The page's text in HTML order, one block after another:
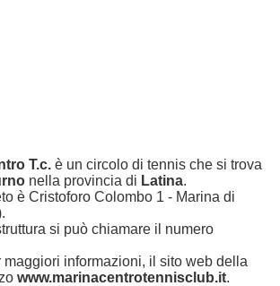
T.c. è un circolo di tennis che si trova
nella provincia di Latina.
è Cristoforo Colombo 1 - Marina di
si può chiamare il numero
maggiori informazioni, il sito web della
www.marinacentrotennisclub.it.